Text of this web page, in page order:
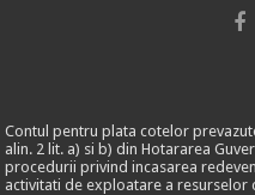
Contul pentru plata cotelor
alin. 2 lit. a) si b) din Hotararea
procedurii privind incasarea
activitati de exploatare a resurselor